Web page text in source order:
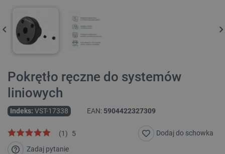
Pokrętło ręczne do systemów
liniowych
Indeks: VST-17338 EAN: 5904422327309
5
(1)
Zadaj pytanie
Dodaj do schowka